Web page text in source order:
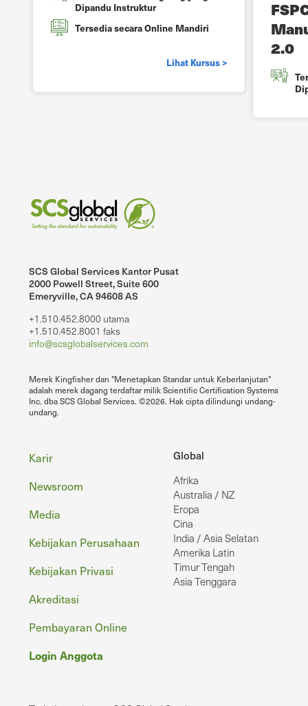
Dipandu Instruktur
Tersedia secara Online Mandiri
Lihat Kursus >
2.0
SCS Global Services Kantor Pusat
2000 Powell Street, Suite 600
Emeryville, CA 94608 AS
+1.510.452.8000 utama
+1.510.452.8001 faks
info@scsglobalservices.com
Merek Kingfisher dan "Menetapkan Standar untuk Keberlanjutan"
adalah merek dagang terdaftar milik Scientific Certification Systems
Inc. dba SCS Global Services. ©2026. Hak cipta dilindungi undang-
undang.
Global
Afrika
Australia / NZ
Eropa
Cina
India / Asia Selatan
Amerika Latin
Timur Tengah
Asia Tenggara
Footer
Karir
Newsroom
Media
Kebijakan Perusahaan
Kebijakan Privasi
Akreditasi
Pembayaran Online
Login Anggota